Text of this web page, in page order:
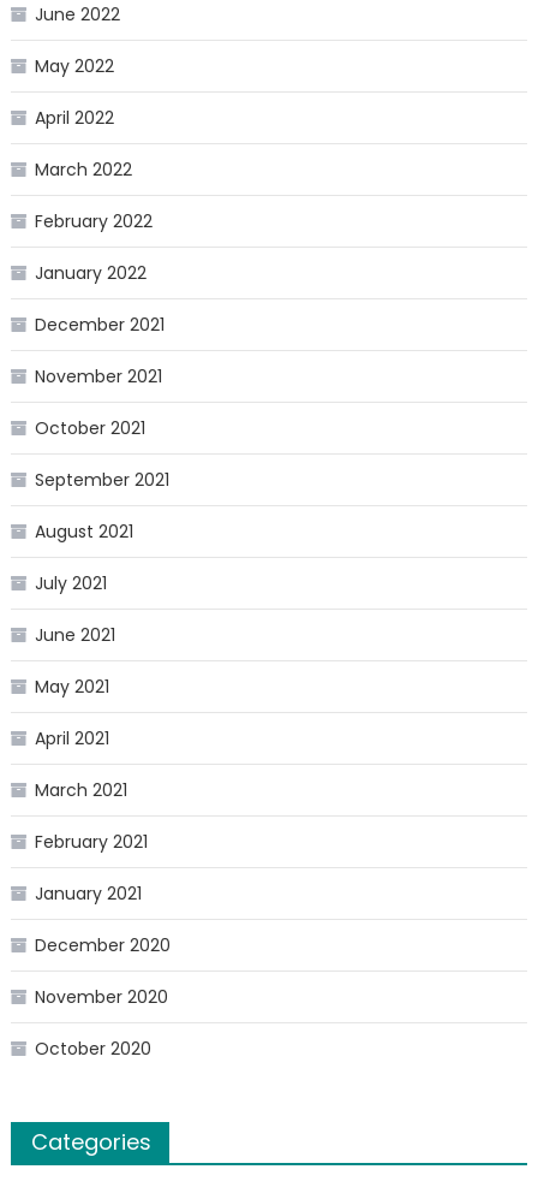
June 2022
May 2022
April 2022
March 2022
February 2022
January 2022
December 2021
November 2021
October 2021
September 2021
August 2021
July 2021
June 2021
May 2021
April 2021
March 2021
February 2021
January 2021
December 2020
November 2020
October 2020
Categories